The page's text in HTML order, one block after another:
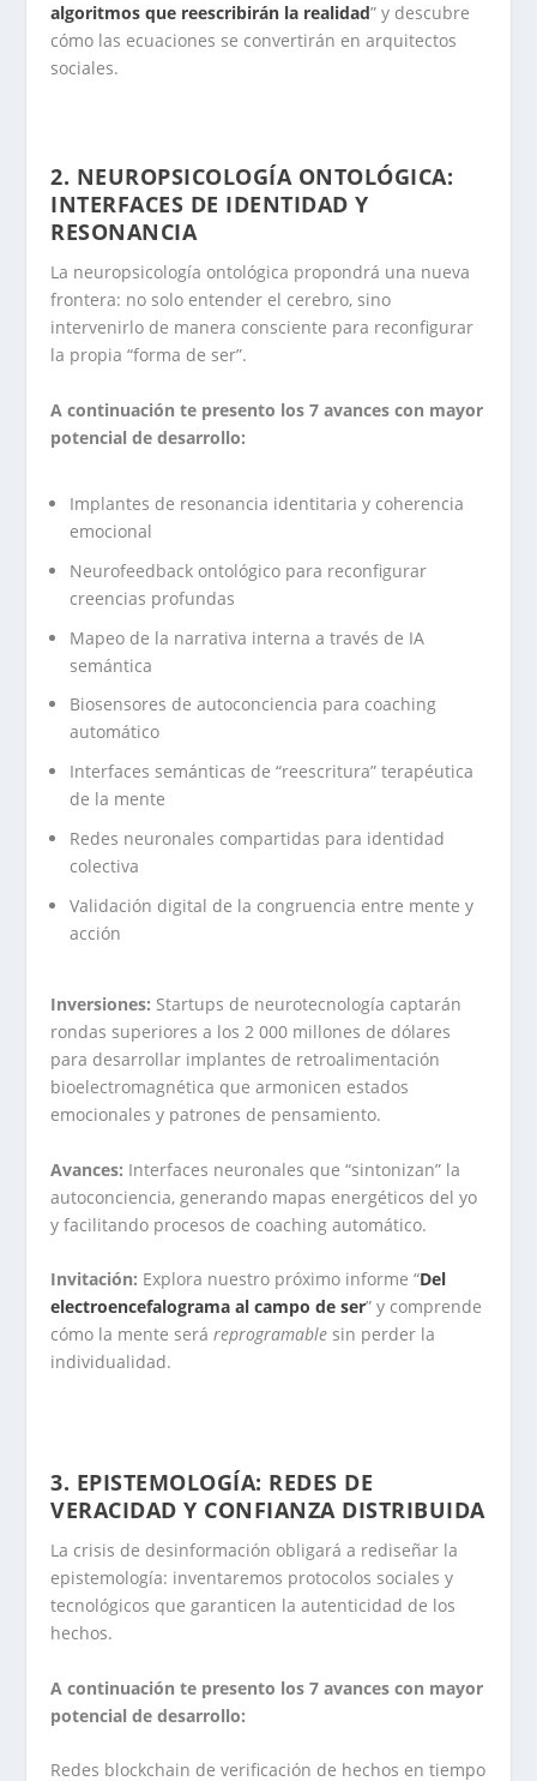
algoritmos que reescribirán la realidad” y descubre
cómo las ecuaciones se convertirán en arquitectos
sociales.
2. NEUROPSICOLOGÍA ONTOLÓGICA:
INTERFACES DE IDENTIDAD Y
RESONANCIA
La neuropsicología ontológica propondrá una nueva
frontera: no solo entender el cerebro, sino
intervenirlo de manera consciente para reconfigurar
la propia “forma de ser”.
A continuación te presento los 7 avances con mayor
potencial de desarrollo:
Implantes de resonancia identitaria y coherencia
emocional
Neurofeedback ontológico para reconfigurar
creencias profundas
Mapeo de la narrativa interna a través de IA
semántica
Biosensores de autoconciencia para coaching
automático
Interfaces semánticas de “reescritura” terapéutica
de la mente
Redes neuronales compartidas para identidad
colectiva
Validación digital de la congruencia entre mente y
acción
Inversiones: Startups de neurotecnología captarán
rondas superiores a los 2 000 millones de dólares
para desarrollar implantes de retroalimentación
bioelectromagnética que armonicen estados
emocionales y patrones de pensamiento.
Avances: Interfaces neuronales que “sintonizan” la
autoconciencia, generando mapas energéticos del yo
y facilitando procesos de coaching automático.
Invitación: Explora nuestro próximo informe “Del
electroencefalograma al campo de ser” y comprende
cómo la mente seráreprogramable sin perder la
individualidad.
3. EPISTEMOLOGÍA: REDES DE
VERACIDAD Y CONFIANZA DISTRIBUIDA
La crisis de desinformación obligará a rediseñar la
epistemología: inventaremos protocolos sociales y
tecnológicos que garanticen la autenticidad de los
hechos.
A continuación te presento los 7 avances con mayor
potencial de desarrollo:
Redes blockchain de verificación de hechos en tiempo